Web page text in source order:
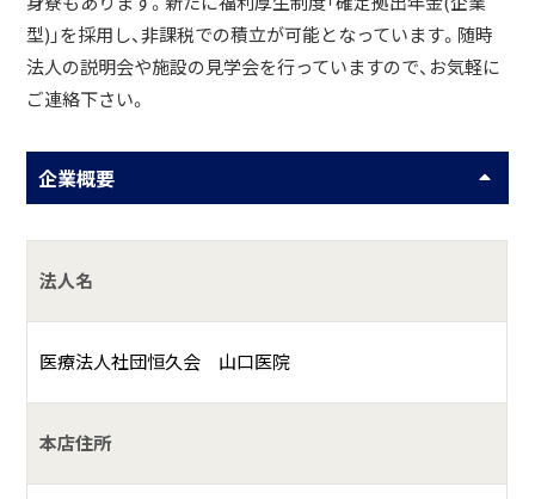
型)」を採用し、非課税での積立が可能となっています。随時
法人の説明会や施設の見学会を行っていますので、お気軽に
ご連絡下さい。
企業概要
法人名
医療法人社団恒久会 山口医院
本店住所